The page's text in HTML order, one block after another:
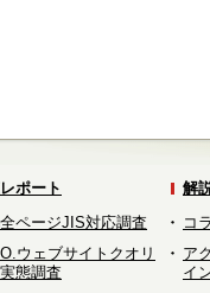
ポート
ページJIS対応調査
ウェブサイトクオリ
態調査
解
コ
ア
イ